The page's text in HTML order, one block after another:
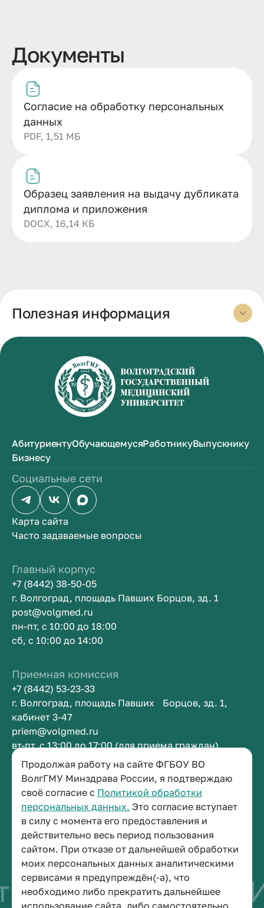
Продолжая работу на сайте ФГБОУ ВО
ВолгГМУ Минздрава России, я подтверждаю
своё согласие с Политикой обработки
персональных данных. Это согласие вступает
в силу с момента его предоставления и
действительно весь период пользования
сайтом. При отказе от дальнейшей обработки
моих персональных данных аналитическими
сервисами я предупреждён(-а), что
необходимо либо прекратить дальнейшее
использование сайта, либо самостоятельно
Документы
Согласие на обработку персональных
данных
PDF, 1,51 МБ
Образец заявления на выдачу дубликата
диплома и приложения
DOCX, 16,14 КБ
Полезная информация
АбитуриентуОбучающемусяРаботникуВыпускнику
Бизнесу
Социальные сети
Карта сайта
Часто задаваемые вопросы
Главный корпус
+7 (8442) 38-50-05
г. Волгоград, площадь Павших Борцов, зд. 1
post@volgmed.ru
пн-пт, с 10:00 до 18:00
сб, с 10:00 до 14:00
Приемная комиссия
+7 (8442) 53-23-33
г. Волгоград, площадь Павших Борцов, зд. 1,
кабинет 3-47
priem@volgmed.ru
вт-пт, с 13:00 до 17:00 (для приема граждан)
Приемная ректора
+7 (8442) 38-50-05
г. Волгоград, площадь Павших Борцов, зд. 1,
кабинет 3-11
post@volgmed.ru
пн-пт, с 08.30 до 17.00 (перерыв с 12.30 до 13.00)
быть врачом